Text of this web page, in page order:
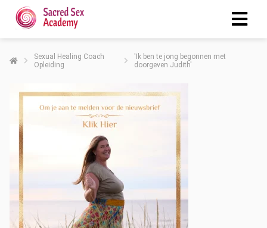
Sexual Healing Coach
Opleiding
'Ik ben te jong begonnen met
doorgeven Judith'